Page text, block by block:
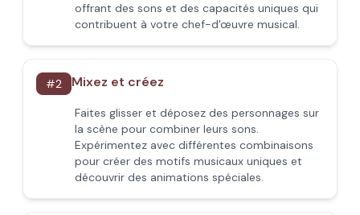
offrant des sons et des capacités uniques qui
contribuent à votre chef-d'œuvre musical.
#2 Mixez et créez
Faites glisser et déposez des personnages sur
la scène pour combiner leurs sons.
Expérimentez avec différentes combinaisons
pour créer des motifs musicaux uniques et
découvrir des animations spéciales.